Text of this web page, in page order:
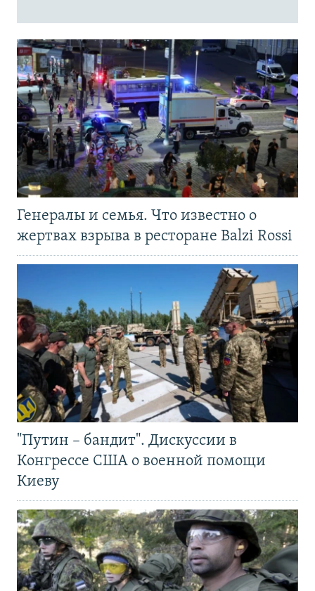
Генералы и семья. Что известно о
жертвах взрыва в ресторане Balzi Rossi
"Путин – бандит". Дискуссии в
Конгрессе США о военной помощи
Киеву